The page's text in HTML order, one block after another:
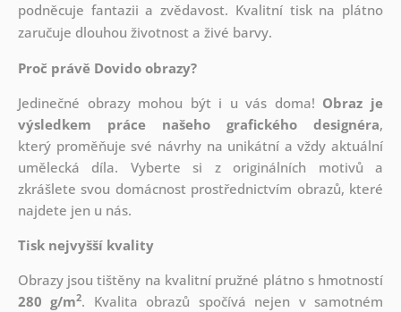
podněcuje fantazii a zvědavost. Kvalitní tisk na plátno
zaručuje dlouhou životnost a živé barvy.
Proč právě Dovido obrazy?
Jedinečné obrazy mohou být i u vás doma! Obraz je
výsledkem práce našeho grafického designéra,
který proměňuje své návrhy na unikátní a vždy aktuální
umělecká díla. Vyberte si z originálních motivů a
zkrášlete svou domácnost prostřednictvím obrazů, které
najdete jen u nás.
Tisk nejvyšší kvality
Obrazy jsou tištěny na kvalitní pružné plátno s hmotností
280 g/m2. Kvalita obrazů spočívá nejen v samotném